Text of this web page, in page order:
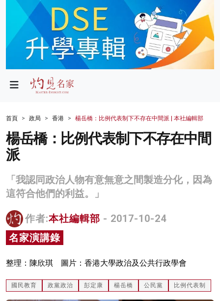
政局
財經
生活
健康
商業
科技
影片
名家榜
首頁 政局 香港 楊岳橋：比例代表制下不存在中間派 | 本社編輯部
楊岳橋：比例代表制下不存在中間
派
「我認同政治人物有意無意之間製造分化，因為
這符合他們的利益。」
作者:本社編輯部 - 2017-10-24
名家演講錄
整理：陳欣琪 圖片：香港大學政治及公共行政學會
國民教育 政黨政治 彭定康 楊岳橋 公民黨 比例代表制